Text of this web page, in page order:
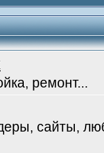
ремонт...
сайты,